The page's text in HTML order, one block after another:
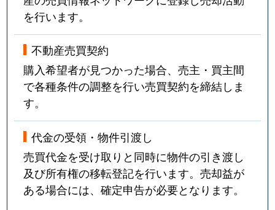
を行います。
不動産売買契約
購入希望者が見つかった場合、売主・買主間
で各種条件の調整を行い売買契約を締結しま
す。
代金の受領・物件引渡し
売買代金を受け取りと同時に物件の引き渡し
及び所有権の移転登記を行います。売却益が
ある場合には、確定申告が必要となります。